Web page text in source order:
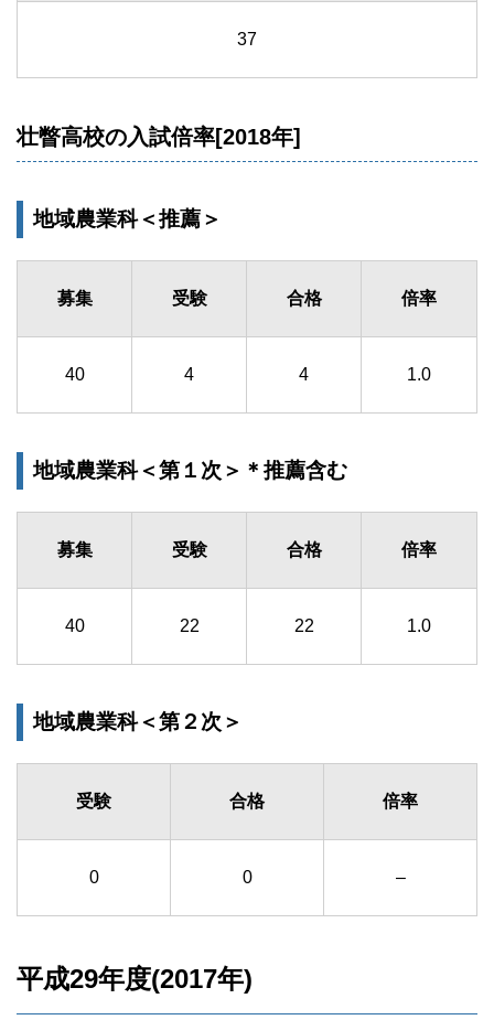
37
壮瞥高校の入試倍率[2018年]
地域農業科＜推薦＞
募集 受験 合格 倍率
40 4 4 1.0
地域農業科＜第１次＞＊推薦含む
募集 受験 合格 倍率
40 22 22 1.0
地域農業科＜第２次＞
受験 合格 倍率
0 0 –
平成29年度(2017年)